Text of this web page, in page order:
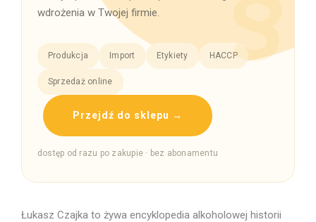
wdrożenia w Twojej firmie.
Produkcja Import Etykiety HACCP
Sprzedaż online
Przejdź do sklepu →
dostęp od razu po zakupie · bez abonamentu
Łukasz Czajka to żywa encyklopedia alkoholowej historii